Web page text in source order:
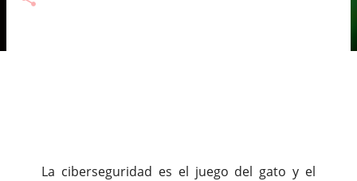
La ciberseguridad es el juego del gato y el